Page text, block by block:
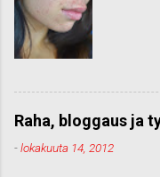
Raha, bloggaus ja
-lokakuuta 14, 2012